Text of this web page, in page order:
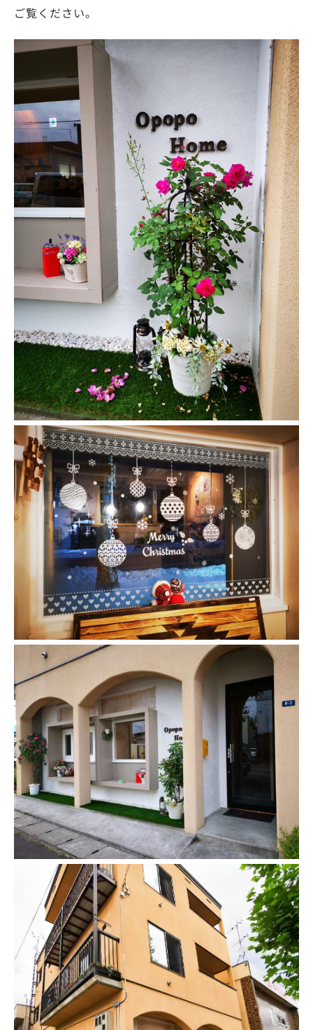
ご覧ください。